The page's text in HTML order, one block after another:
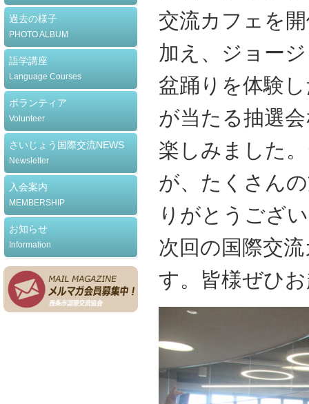
過去の様子
PHOTO ALBUM
語学講座
Language Courses
ボランティア
Volunteer
さいじょう国際交流NEWS
Newsletter
入会案内
MEMBERSHIP
お知らせ
Information
交流カフェを
加え、ジョー
盆踊りを体験
が当たる抽選
楽しみました
が、たくさん
りがとうござ
次回の国際交
す。皆様ぜひ